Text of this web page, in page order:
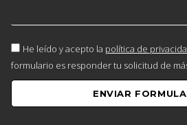
He leído y acepto la política de
formulario es responder tu solicitud de
ENVIAR